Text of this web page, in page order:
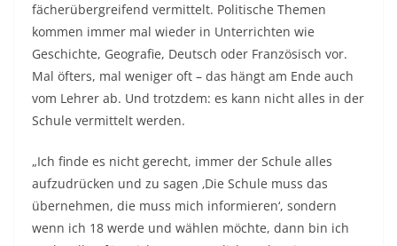
fächerübergreifend vermittelt. Politische Themen
kommen immer mal wieder in Unterrichten wie
Geschichte, Geografie, Deutsch oder Französisch vor.
Mal öfters, mal weniger oft – das hängt am Ende auch
vom Lehrer ab. Und trotzdem: es kann nicht alles in der
Schule vermittelt werden.
„Ich finde es nicht gerecht, immer der Schule alles
aufzudrücken und zu sagen ‚Die Schule muss das
übernehmen, die muss mich informieren‘, sondern
wenn ich 18 werde und wählen möchte, dann bin ich